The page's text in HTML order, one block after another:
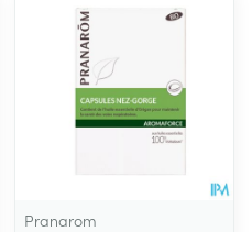
Pranarom